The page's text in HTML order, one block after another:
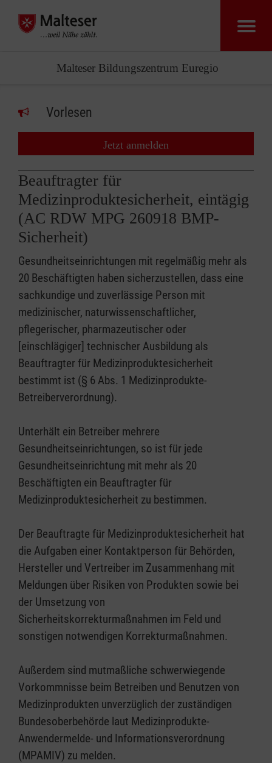
Malteser Bildungszentrum Euregio
Vorlesen
Jetzt anmelden
Beauftragter für
Medizinproduktesicherheit, eintägig
(AC RDW MPG 260918 BMP-
Sicherheit)
Gesundheitseinrichtungen mit regelmäßig mehr als
20 Beschäftigten haben sicherzustellen, dass eine
sachkundige und zuverlässige Person mit
medizinischer, naturwissenschaftlicher,
pflegerischer, pharmazeutischer oder
[einschlägiger] technischer Ausbildung als
Beauftragter für Medizinproduktesicherheit
bestimmt ist (§ 6 Abs. 1 Medizinprodukte-
Betreiberverordnung).
Unterhält ein Betreiber mehrere
Gesundheitseinrichtungen, so ist für jede
Gesundheitseinrichtung mit mehr als 20
Beschäftigten ein Beauftragter für
Medizinproduktesicherheit zu bestimmen.
Der Beauftragte für Medizinproduktesicherheit hat
die Aufgaben einer Kontaktperson für Behörden,
Hersteller und Vertreiber im Zusammenhang mit
Meldungen über Risiken von Produkten sowie bei
der Umsetzung von
Sicherheitskorrekturmaßnahmen im Feld und
sonstigen notwendigen Korrekturmaßnahmen.
Außerdem sind mutmaßliche schwerwiegende
Vorkommnisse beim Betreiben und Benutzen von
Medizinprodukten unverzüglich der zuständigen
Bundesoberbehörde laut Medizinprodukte-
Anwendermelde- und Informationsverordnung
(MPAMIV) zu melden.